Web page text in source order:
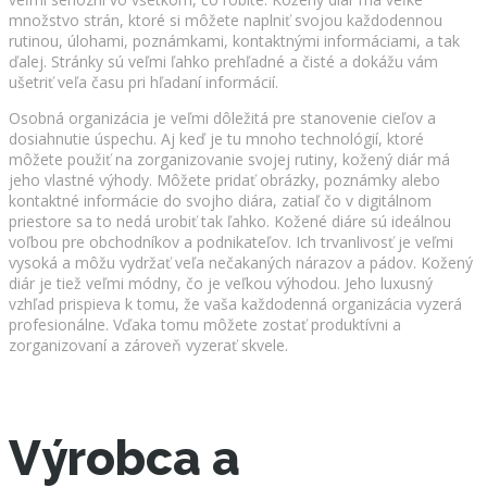
množstvo strán, ktoré si môžete naplniť svojou každodennou
rutinou, úlohami, poznámkami, kontaktnými informáciami, a tak
ďalej. Stránky sú veľmi ľahko prehľadné a čisté a dokážu vám
ušetriť veľa času pri hľadaní informácií.
Osobná organizácia je veľmi dôležitá pre stanovenie cieľov a
dosiahnutie úspechu. Aj keď je tu mnoho technológií, ktoré
môžete použiť na zorganizovanie svojej rutiny, kožený diár má
jeho vlastné výhody. Môžete pridať obrázky, poznámky alebo
kontaktné informácie do svojho diára, zatiaľ čo v digitálnom
priestore sa to nedá urobiť tak ľahko. Kožené diáre sú ideálnou
voľbou pre obchodníkov a podnikateľov. Ich trvanlivosť je veľmi
vysoká a môžu vydržať veľa nečakaných nárazov a pádov. Kožený
diár je tiež veľmi módny, čo je veľkou výhodou. Jeho luxusný
vzhľad prispieva k tomu, že vaša každodenná organizácia vyzerá
profesionálne. Vďaka tomu môžete zostať produktívni a
zorganizovaní a zároveň vyzerať skvele.
Výrobca a